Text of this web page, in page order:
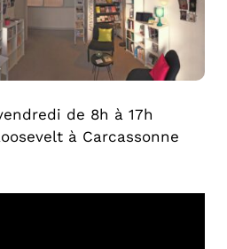
de 8h à 17h
à Carcassonne